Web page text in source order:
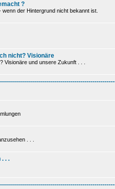
?
der Hintergrund nicht bekannt ist.
nicht? Visionäre
Visionäre und unsere Zukunft . . .
. . .
. .